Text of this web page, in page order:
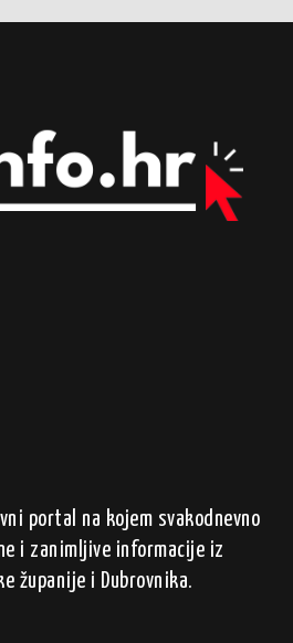
portal na kojem svakodnevno
i zanimljive informacije iz
županije i Dubrovnika.